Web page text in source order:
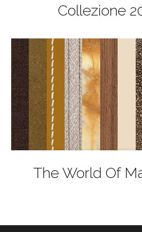
Collezione
The World Of